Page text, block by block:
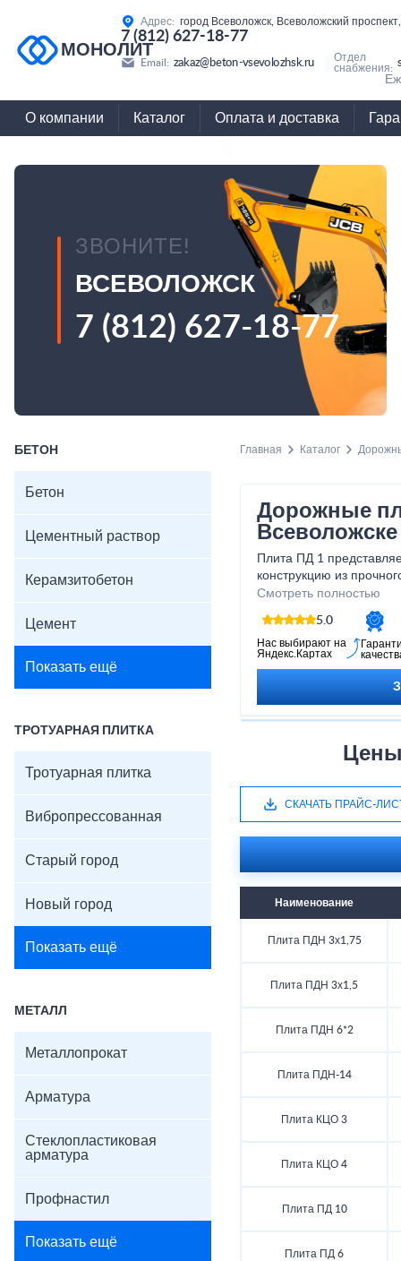
МОНОЛИТ
Адрес: город Всеволожск, Всеволожский
7 (812) 627-18-77
Email: zakaz@beton-vsevolozhsk.ru
Отдел
снабжения:
О компании Каталог Оплата и доставка
ЗВОНИТЕ!
ВСЕВОЛОЖСК
7 (812) 627-18-77
БЕТОН
Бетон
Цементный раствор
Керамзитобетон
Цемент
Показать ещё
ТРОТУАРНАЯ ПЛИТКА
Тротуарная плитка
Вибропрессованная
Старый город
Новый город
Показать ещё
МЕТАЛЛ
Металлопрокат
Арматура
Стеклопластиковая
арматура
Профнастил
Показать ещё
Главная Каталог
Дорожные
Всеволожске
Плита ПД 1
конструкцию из
предназначена для
Смотреть полностью
5.0
Нас выбирают на
Яндекс.Картах
СКАЧАТЬ ПРАЙС-
Наименование
Плита ПДН 3х1,75
Плита ПДН 3х1,5
Плита ПДН 6*2
Плита ПДН-14
Плита КЦО 3
Плита КЦО 4
Плита ПД 10
Плита ПД 6